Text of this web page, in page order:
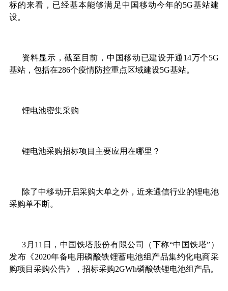
标的来看，已经基本能够满足中国移动今年的5G基站建
设。
资料显示，截至目前，中国移动已建设开通14万个5G
基站，包括在286个疫情防控重点区域建设5G基站。
锂电池密集采购
锂电池采购招标项目主要应用在哪里？
除了中移动开启采购大单之外，近来通信行业的锂电池
采购单不断。
3月11日，中国铁塔股份有限公司（下称“中国铁塔”）
发布《2020年备电用磷酸铁锂蓄电池组产品集约化电商采
购项目采购公告》，招标采购2GWh磷酸铁锂电池组产品。